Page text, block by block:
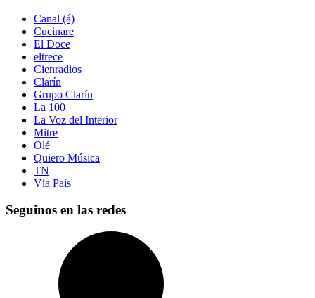
Canal (á)
Cucinare
El Doce
eltrece
Cienradios
Clarín
Grupo Clarín
La 100
La Voz del Interior
Mitre
Olé
Quiero Música
TN
Vía País
Seguinos en las redes